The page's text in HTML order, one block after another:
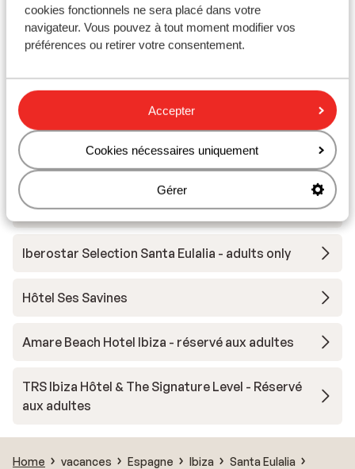
cookies fonctionnels ne sera placé dans votre
navigateur. Vous pouvez à tout moment modifier vos
préférences ou retirer votre consentement.
Accepter
Cookies nécessaires uniquement
Gérer
Nativo Hôtel Ibiza
Hôtel Arenal
Cala Llenya Resort Ibiza
Hôtel Els Pins Resort & Spa
Grand Palladium Select Palace Ibiza
Iberostar Selection Santa Eulalia - adults only
Hôtel Ses Savines
Amare Beach Hotel Ibiza - réservé aux adultes
TRS Ibiza Hôtel & The Signature Level - Réservé
aux adultes
Home vacances Espagne Ibiza
Santa Eulalia